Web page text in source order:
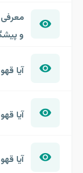
و
آیا
آیا
آیا